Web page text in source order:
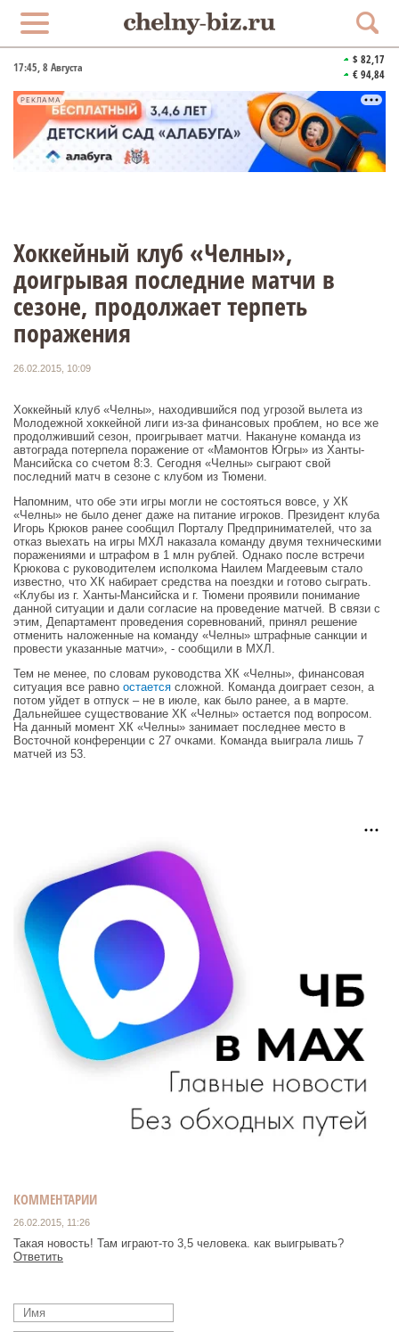
17:45, 8 Августа
$ 82,17
€ 94,84
РЕКЛАМА
Хоккейный клуб «Челны»,
доигрывая последние матчи в
сезоне, продолжает терпеть
поражения
26.02.2015, 10:09
Хоккейный клуб «Челны», находившийся под угрозой вылета из
Молодежной хоккейной лиги из-за финансовых проблем, но все же
продолживший сезон, проигрывает матчи. Накануне команда из
автограда потерпела поражение от «Мамонтов Югры» из Ханты-
Мансийска со счетом 8:3. Сегодня «Челны» сыграют свой
последний матч в сезоне с клубом из Тюмени.
Напомним, что обе эти игры могли не состояться вовсе, у ХК
«Челны» не было денег даже на питание игроков. Президент клуба
Игорь Крюков ранее сообщил Порталу Предпринимателей, что за
отказ выехать на игры МХЛ наказала команду двумя техническими
поражениями и штрафом в 1 млн рублей. Однако после встречи
Крюкова с руководителем исполкома Наилем Магдеевым стало
известно, что ХК набирает средства на поездки и готово сыграть.
«Клубы из г. Ханты-Мансийска и г. Тюмени проявили понимание
данной ситуации и дали согласие на проведение матчей. В связи с
этим, Департамент проведения соревнований, принял решение
отменить наложенные на команду «Челны» штрафные санкции и
провести указанные матчи», - сообщили в МХЛ.
Тем не менее, по словам руководства ХК «Челны», финансовая
ситуация все равно остается сложной. Команда доиграет сезон, а
потом уйдет в отпуск – не в июле, как было ранее, а в марте.
Дальнейшее существование ХК «Челны» остается под вопросом.
На данный момент ХК «Челны» занимает последнее место в
Восточной конференции с 27 очками. Команда выиграла лишь 7
матчей из 53.
КОММЕНТАРИИ
26.02.2015, 11:26
Такая новость! Там играют-то 3,5 человека. как выигрывать?
Ответить